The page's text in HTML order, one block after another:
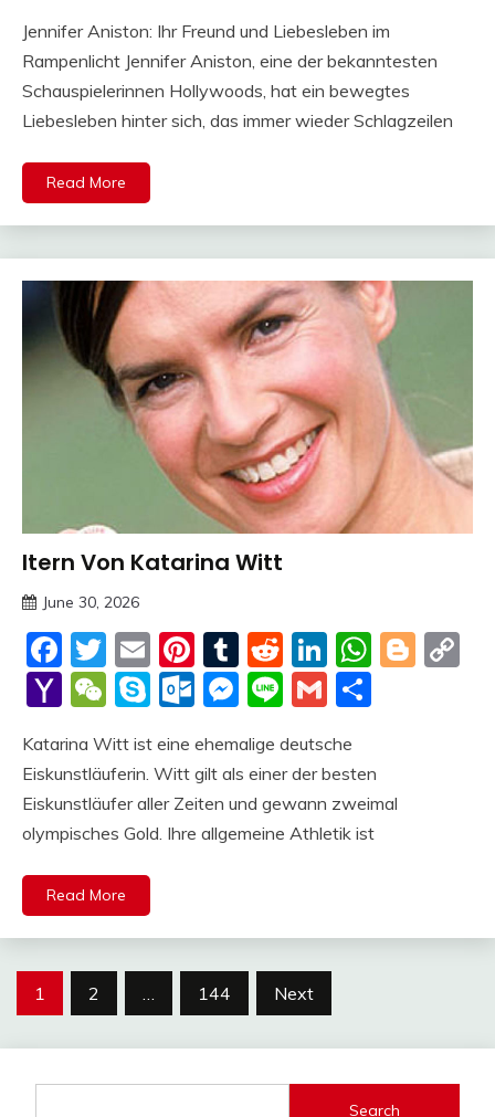
Jennifer Aniston: Ihr Freund und Liebesleben im
Rampenlicht Jennifer Aniston, eine der bekanntesten
Schauspielerinnen Hollywoods, hat ein bewegtes
Liebesleben hinter sich, das immer wieder Schlagzeilen
Read More
Trends
ltern Von Katarina Witt
June 30, 2026
Facebook
Twitter
EmailPinterest
Tumblr
Reddit
LinkedIn
Yahoo
WeChat
SkypeOutlook.com
Messenger
LineGmail
Katarina Witt ist eine ehemalige deutsche
Eiskunstläuferin. Witt gilt als einer der besten
Eiskunstläufer aller Zeiten und gewann zweimal
olympisches Gold. Ihre allgemeine Athletik ist
Read More
Posts
1 2 … 144 Next
Search